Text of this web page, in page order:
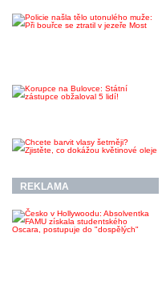
REKLAMA